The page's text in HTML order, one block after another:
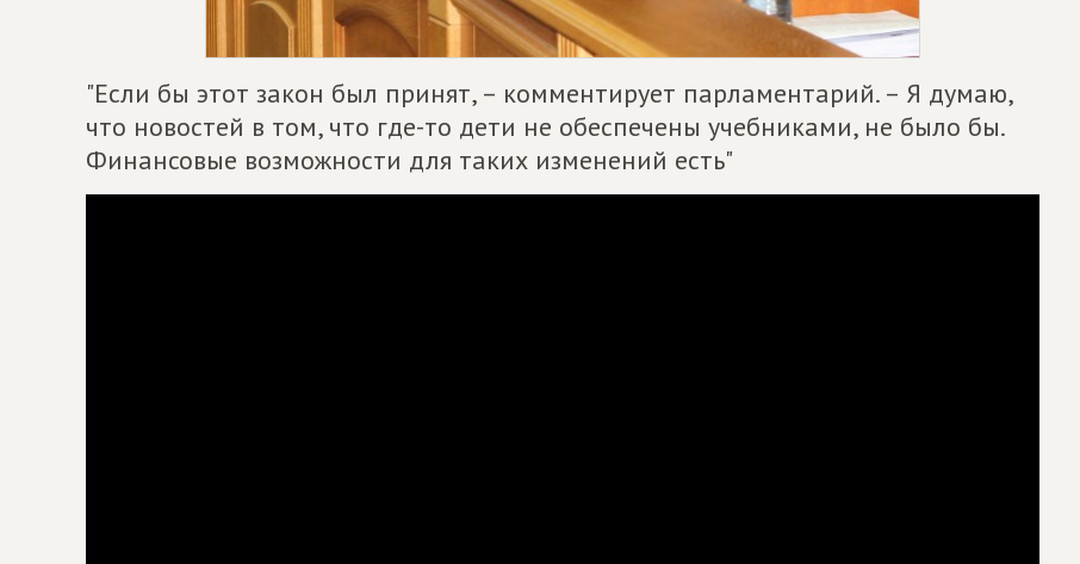
"Если бы этот закон был принят, – комментирует парламентарий. – Я думаю,
что новостей в том, что где-то дети не обеспечены учебниками, не было бы.
Финансовые возможности для таких изменений есть"